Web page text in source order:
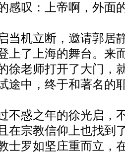
感叹：上帝啊，外面
机立断，邀请郭居
上了上海的舞台。来
徐老师打开了大门，
途中，终于和著名的
惑之年的徐光启，
在宗教信仰上也找
士罗如坚庄重而立，